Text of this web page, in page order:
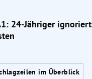
24-Jähriger ignoriert
im Überblick